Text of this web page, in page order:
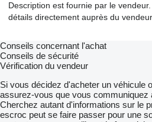
Description est fournie par le
détails directement auprès du
Conseils concernant l'achat
Conseils de sécurité
Vérification du vendeur
Si vous décidez d'acheter un véhicule
assurez-vous que vous communiquez
Cherchez autant d'informations sur le
escroc peut se faire passer pour une